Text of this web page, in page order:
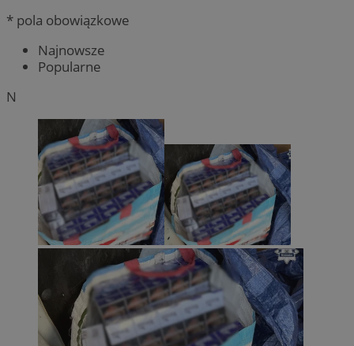
* pola obowiązkowe
Najnowsze
Popularne
N